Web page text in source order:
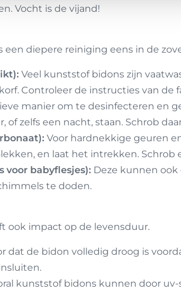
Vocht is de vijand!
een diepere reiniging eens in de
Veel kunststof bidons zijn
Controleer de instructies van
manier om te desinfecteren en
of zelfs een nacht, staan. Schrob
Voor hardnekkige geuren
en laat het intrekken. Schrob
voor babyflesjes): Deze kunnen
te doden.
ook impact op de levensduur.
dat de bidon volledig droog is
kunststof bidons kunnen door